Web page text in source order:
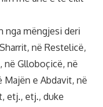
nga mëngjesi deri
në Restelicë,
në Glloboçicë, në
Majën e Abdavit, në
etj., etj., duke